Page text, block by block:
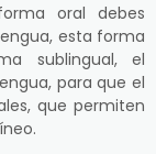
oral debes
esta forma
sublingual, el
para que el
que permiten